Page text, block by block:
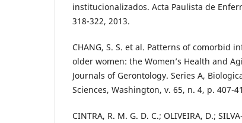
institucionalizados. Acta Paulista de
318-322, 2013.
CHANG, S. S. et al. Patterns of comorbid
older women: the Women’s Health and
Journals of Gerontology. Series A,
Sciences, Washington, v. 65, n. 4, p. 407-
CINTRA, R. M. G. D. C.; OLIVEIRA, D.;